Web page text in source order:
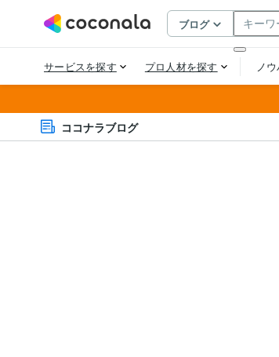
ココナラブログ